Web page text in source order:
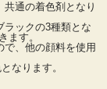
通の着色剤となり
ラックの3種類とな
ます。
、他の顔料を使用
なります。